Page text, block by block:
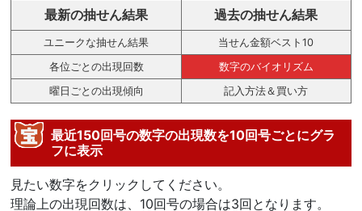
最新の抽せん結果 過去の抽せん結果
ユニークな抽せん結果
当せん金額ベスト10
各位ごとの出現回数
数字のバイオリズム
曜日ごとの出現傾向
記入方法＆買い方
最近150回号の数字の出現数を10回号ごとにグラ
フに表示
見たい数字をクリックしてください。
理論上の出現回数は、10回号の場合は3回となります。